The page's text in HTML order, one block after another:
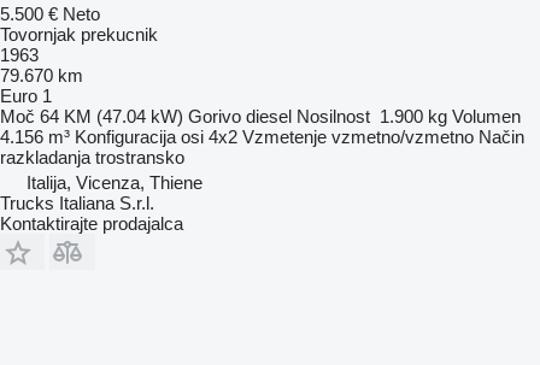
5.500 € Neto
Tovornjak prekucnik
1963
79.670 km
Euro 1
Moč 64 KM (47.04 kW) Gorivo diesel Nosilnost 1.900 kg Volumen
4.156 m³ Konfiguracija osi 4x2 Vzmetenje vzmetno/vzmetno Način
razkladanja trostransko
Italija, Vicenza, Thiene
Trucks Italiana S.r.l.
Kontaktirajte prodajalca